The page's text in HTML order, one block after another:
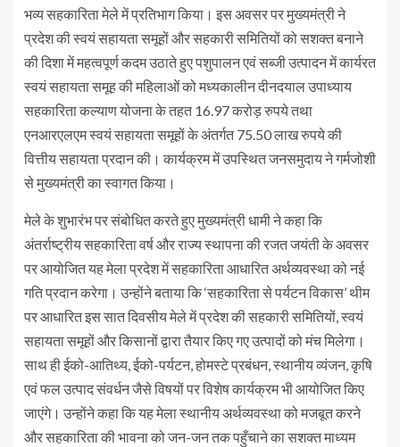
भव्य सहकारिता मेले में प्रतिभाग किया। इस अवसर पर मुख्यमंत्री ने
प्रदेश की स्वयं सहायता समूहों और सहकारी समितियों को सशक्त बनाने
की दिशा में महत्वपूर्ण कदम उठाते हुए पशुपालन एवं सब्जी उत्पादन में कार्यरत
स्वयं सहायता समूह की महिलाओं को मध्यकालीन दीनदयाल उपाध्याय
सहकारिता कल्याण योजना के तहत 16.97 करोड़ रुपये तथा
एनआरएलएम स्वयं सहायता समूहों के अंतर्गत 75.50 लाख रुपये की
वित्तीय सहायता प्रदान की। कार्यक्रम में उपस्थित जनसमुदाय ने गर्मजोशी
से मुख्यमंत्री का स्वागत किया।
मेले के शुभारंभ पर संबोधित करते हुए मुख्यमंत्री धामी ने कहा कि
अंतर्राष्ट्रीय सहकारिता वर्ष और राज्य स्थापना की रजत जयंती के अवसर
पर आयोजित यह मेला प्रदेश में सहकारिता आधारित अर्थव्यवस्था को नई
गति प्रदान करेगा। उन्होंने बताया कि ‘सहकारिता से पर्यटन विकास’ थीम
पर आधारित इस सात दिवसीय मेले में प्रदेश की सहकारी समितियों, स्वयं
सहायता समूहों और किसानों द्वारा तैयार किए गए उत्पादों को मंच मिलेगा।
साथ ही ईको-आतिथ्य, ईको-पर्यटन, होमस्टे प्रबंधन, स्थानीय व्यंजन, कृषि
एवं फल उत्पाद संवर्धन जैसे विषयों पर विशेष कार्यक्रम भी आयोजित किए
जाएंगे। उन्होंने कहा कि यह मेला स्थानीय अर्थव्यवस्था को मजबूत करने
और सहकारिता की भावना को जन-जन तक पहुँचाने का सशक्त माध्यम